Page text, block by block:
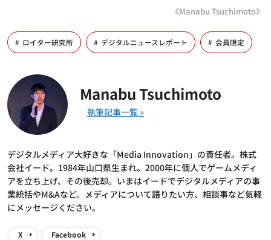
《Manabu Tsuchimoto》
ロイター研究所 デジタルニュースレポート 会員限定
Manabu Tsuchimoto
デジタルメディア大好きな「Media Innovation」の責任者。株式
会社イード。1984年山口県生まれ。2000年に個人でゲームメディ
アを立ち上げ、その後売却。いまはイードでデジタルメディアの事
業統括やM&Aなど。メディアについて語りたい方、相談事など気軽
にメッセージください。
X Facebook